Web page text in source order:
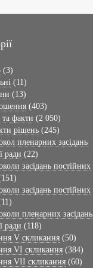
(3)
(11)
(13)
(403)
та факти (2 050)
рішень (245)
пленарних засідань
ради (22)
засідань постійних
засідань постійних
пленарних засідань
ради (118)
V скликання (50)
VI скликання (384)
VII скликання (60)